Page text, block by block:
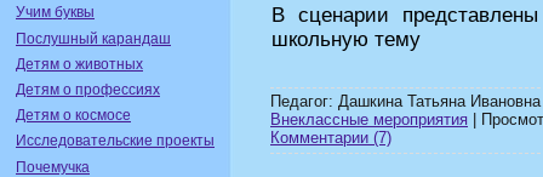
Учим буквы
Послушный карандаш
Детям о животных
Детям о профессиях
Детям о космосе
Исследовательские проекты
Почемучка
В сценарии
школьную тему
Педагог: Дашкина Татьяна
Внеклассные мероприятия |
Комментарии (7)